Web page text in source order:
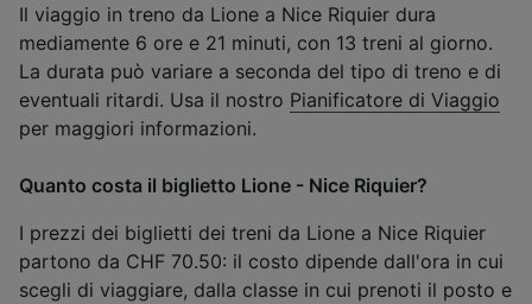
Il viaggio in treno da Lione a Nice Riquier dura
mediamente 6 ore e 21 minuti, con 13 treni al giorno.
La durata può variare a seconda del tipo di treno e di
eventuali ritardi. Usa il nostro Pianificatore di Viaggio
per maggiori informazioni.
Quanto costa il biglietto Lione - Nice Riquier?
I prezzi dei biglietti dei treni da Lione a Nice Riquier
partono da CHF 70.50: il costo dipende dall'ora in cui
scegli di viaggiare, dalla classe in cui prenoti il posto e